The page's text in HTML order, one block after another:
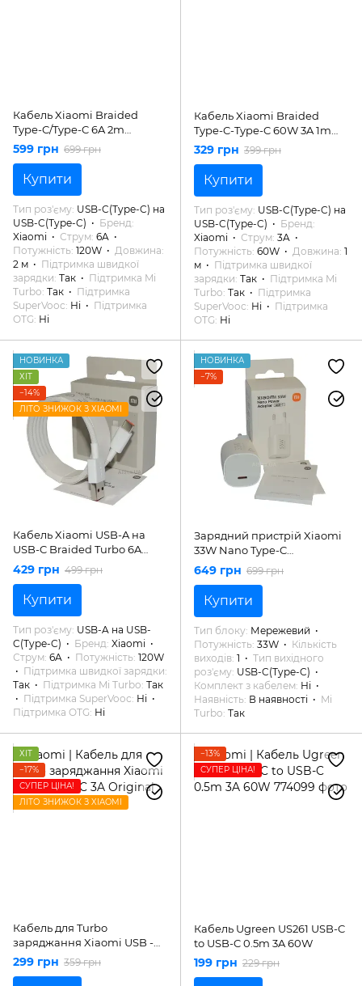
Кабель Xiaomi Braided
Type-C/Type-C 6A 2m
(BHR087AGL)
599 грн 699 грн
Купити
Тип роз'єму USB-C(Type-C) на
USB-C(Type-C)
Бренд
Xiaomi
Струм 6A
Потужність 120W
Довжина
2 м
Підтримка швидкої
зарядки Так
Підтримка Mi
Turbo Так
Підтримка
SuperVooc Ні
Підтримка
OTG Ні
Кабель Xiaomi Braided
Type-C-Type-C 60W 3A 1m
(BHR0878GL)
329 грн 399 грн
Купити
Тип роз'єму USB-C(Type-C) на
USB-C(Type-C)
Бренд
Xiaomi
Струм 3A
Потужність 60W Довжина 1
м
Підтримка швидкої
зарядки Так
Підтримка Mi
Turbo Так
Підтримка
SuperVooc Ні
Підтримка
OTG Ні
НОВИНКА
ХІТ
−14%
ЛІТО ЗНИЖОК З XIAOMI
Кабель Xiaomi USB-A на
USB-C Braided Turbo 6A
120W, 1m (Original)
429 грн 499 грн
Купити
Тип роз'єму USB-A на USB-
C(Type-C)
Бренд Xiaomi
Струм 6A Потужність 120W
Підтримка швидкої зарядки
Так
Підтримка Mi Turbo Так
Підтримка SuperVooc Ні
Підтримка OTG Ні
НОВИНКА
−7%
Зарядний пристрій Xiaomi
33W Nano Type-C
(BHR087LEU)
649 грн 699 грн
Купити
Тип блоку Мережевий
Потужність 33W
Кількість
виходів 1
Тип вихідного
роз'єму USB-C(Type-C)
Комплект з кабелем Ні
Наявність В наявності
Mi
Turbo Так
ХІТ
−17%
СУПЕР ЦІНА!
ЛІТО ЗНИЖОК З XIAOMI
Кабель для Turbo
заряджання Xiaomi USB -
Type-C 3A Original
299 грн 359 грн
−13%
СУПЕР ЦІНА!
Кабель Ugreen US261 USB-C
to USB-C 0.5m 3A 60W
199 грн 229 грн